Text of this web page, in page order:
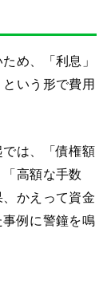
め、「利息」
いう形で費用
は、「債権額
高額な手数
かえって資金
例に警鐘を鳴